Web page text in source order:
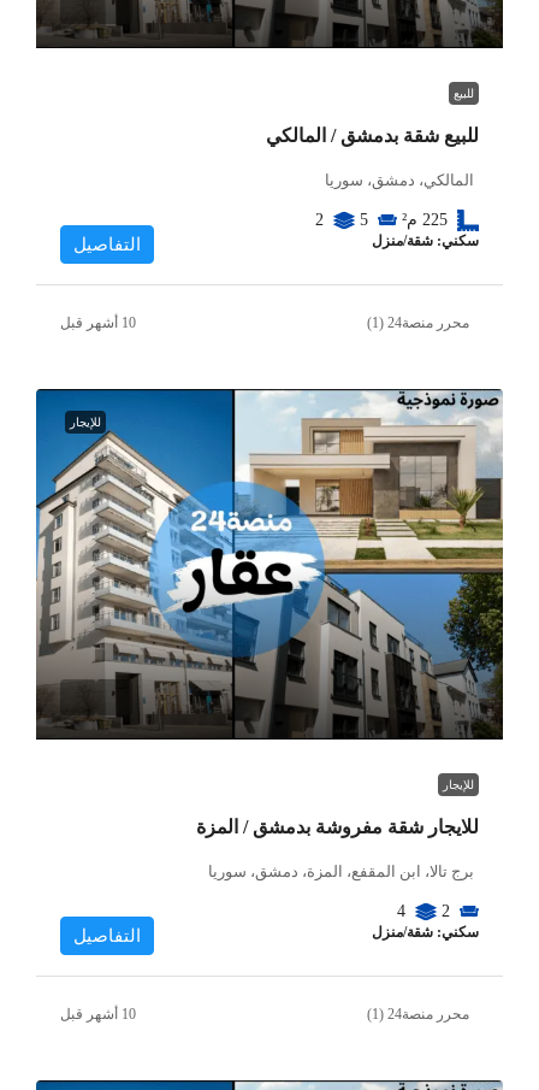
للبيع
للبيع شقة بدمشق / المالكي
المالكي، دمشق، سوريا
225 م² 5
2
سكني: شقة/منزل التفاصيل
محرر منصة24 (1)
للإيجار
للإيجار
للايجار شقة مفروشة بدمشق / المزة
برج تالا، ابن المقفع، المزة، دمشق، سوريا
2
4
سكني: شقة/منزل التفاصيل
محرر منصة24 (1)